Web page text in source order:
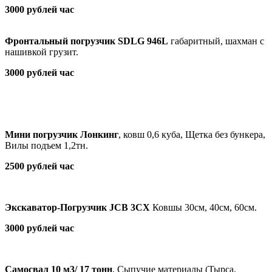
3000 рублей час
Фронтальный погрузчик SDLG 946L габаритный, шахман с
нашивкой грузит.
3000 рублей час
Мини погрузчик Лонкинг, ковш 0,6 куба, Щетка без бункера,
Вилы подъем 1,2тн.
2500 рублей час
Экскаватор-Погрузчик JCB 3CX Ковшы 30см, 40см, 60см.
3000 рублей час
Самосвал 10 м3/ 17 тонн, Сыпучие материалы (Тырса,